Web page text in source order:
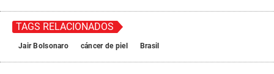
TAGS RELACIONADOS
Jair Bolsonaro cáncer de piel Brasil